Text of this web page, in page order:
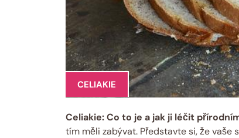
CELIAKIE
Celiakie: Co to je a jak ji léčit
tím měli zabývat. ‍Představte si, že vaše